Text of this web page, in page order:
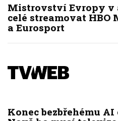
Mistrovství Evropy v
celé streamovat HBO
a Eurosport
Konec bezbřehému